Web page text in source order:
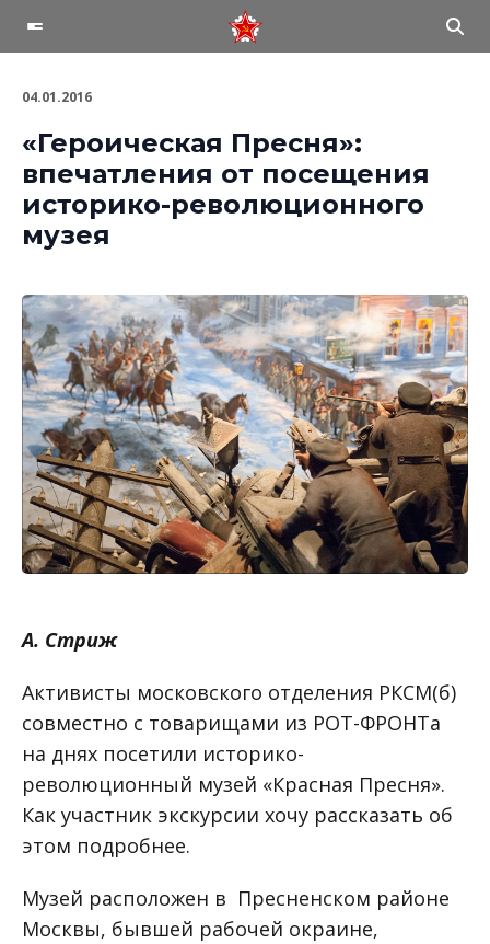
04.01.2016
«Героическая Пресня»:
впечатления от посещения
историко-революционного
музея
А. Стриж
Активисты московского отделения РКСМ(б)
совместно с товарищами из РОТ-ФРОНТа
на днях посетили историко-
революционный музей «Красная Пресня».
Как участник экскурсии хочу рассказать об
этом подробнее.
Музей расположен в Пресненском районе
Москвы, бывшей рабочей окраине,